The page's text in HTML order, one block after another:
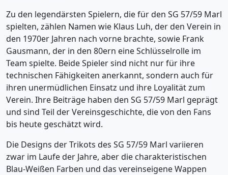
Zu den legendärsten Spielern, die für den SG 57/59 Marl
spielten, zählen Namen wie Klaus Luh, der den Verein in
den 1970er Jahren nach vorne brachte, sowie Frank
Gausmann, der in den 80ern eine Schlüsselrolle im
Team spielte. Beide Spieler sind nicht nur für ihre
technischen Fähigkeiten anerkannt, sondern auch für
ihren unermüdlichen Einsatz und ihre Loyalität zum
Verein. Ihre Beiträge haben den SG 57/59 Marl geprägt
und sind Teil der Vereinsgeschichte, die von den Fans
bis heute geschätzt wird.
Die Designs der Trikots des SG 57/59 Marl variieren
zwar im Laufe der Jahre, aber die charakteristischen
Blau-Weißen Farben und das vereinseigene Wappen